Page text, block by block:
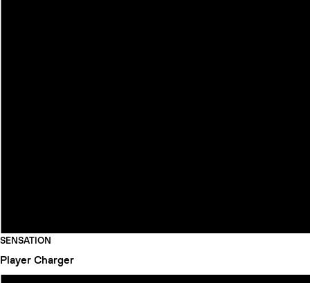
SENSATION
Player Charger